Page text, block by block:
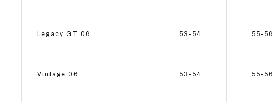
Legacy GT 06 53-54 55-56
Vintage 06 53-54 55-56